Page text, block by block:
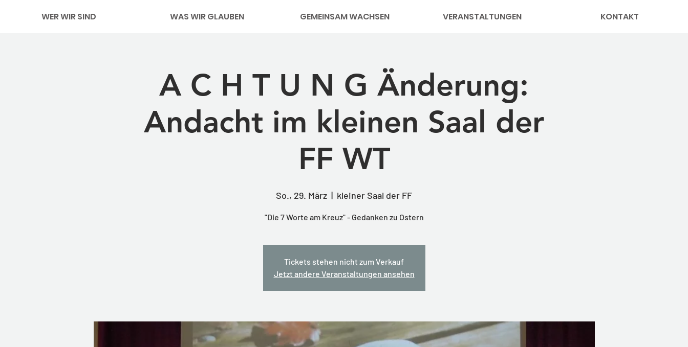
WER WIR SIND WAS WIR GLAUBEN GEMEINSAM WACHSEN VERANSTALTUNGEN KONTAKT
A C H T U N G Änderung:
Andacht im kleinen Saal der
FF WT
So., 29. März
  |
kleiner Saal der FF
"Die 7 Worte am Kreuz" - Gedanken zu Ostern
Tickets stehen nicht zum Verkauf
Jetzt andere Veranstaltungen ansehen